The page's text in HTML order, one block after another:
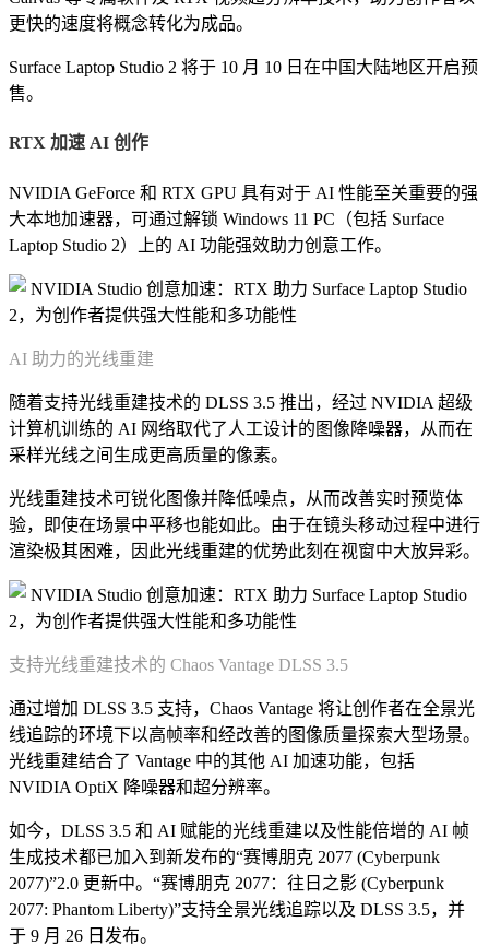
更快的速度将概念转化为成品。
Surface Laptop Studio 2 将于 10 月 10 日在中国大陆地区开启预
售。
RTX 加速 AI 创作
NVIDIA GeForce 和 RTX GPU 具有对于 AI 性能至关重要的强
大本地加速器，可通过解锁 Windows 11 PC（包括 Surface
Laptop Studio 2）上的 AI 功能强效助力创意工作。
AI 助力的光线重建
随着支持光线重建技术的 DLSS 3.5 推出，经过 NVIDIA 超级
计算机训练的 AI 网络取代了人工设计的图像降噪器，从而在
采样光线之间生成更高质量的像素。
光线重建技术可锐化图像并降低噪点，从而改善实时预览体
验，即使在场景中平移也能如此。由于在镜头移动过程中进行
渲染极其困难，因此光线重建的优势此刻在视窗中大放异彩。
支持光线重建技术的 Chaos Vantage DLSS 3.5
通过增加 DLSS 3.5 支持，Chaos Vantage 将让创作者在全景光
线追踪的环境下以高帧率和经改善的图像质量探索大型场景。
光线重建结合了 Vantage 中的其他 AI 加速功能，包括
NVIDIA OptiX 降噪器和超分辨率。
如今，DLSS 3.5 和 AI 赋能的光线重建以及性能倍增的 AI 帧
生成技术都已加入到新发布的“赛博朋克 2077 (Cyberpunk
2077)”2.0 更新中。“赛博朋克 2077：往日之影 (Cyberpunk
2077: Phantom Liberty)”支持全景光线追踪以及 DLSS 3.5，并
于 9 月 26 日发布。